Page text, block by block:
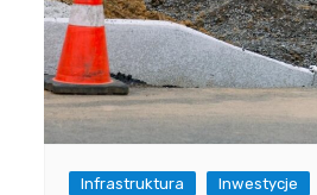
Infrastruktura Inwestycje